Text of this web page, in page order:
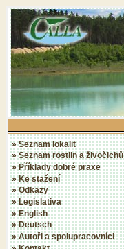
» Seznam lokalit
» Seznam rostlin a živočichů
» Příklady dobré praxe
» Ke stažení
» Odkazy
» Legislativa
» English
» Deutsch
» Autoři a spolupracovníci